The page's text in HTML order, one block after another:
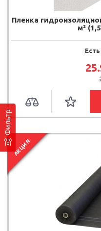
Фильтр
Пленка
м²
АКЦИЯ